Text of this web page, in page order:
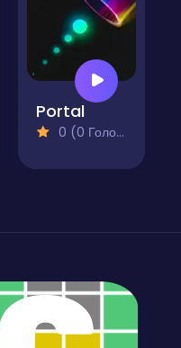
Portal
0 (0 Голосів)